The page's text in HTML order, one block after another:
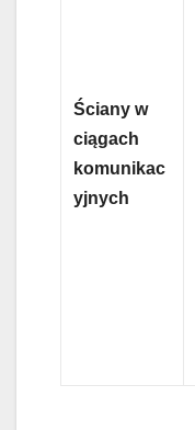
Ściany w
ciągach
komunikac
yjnych